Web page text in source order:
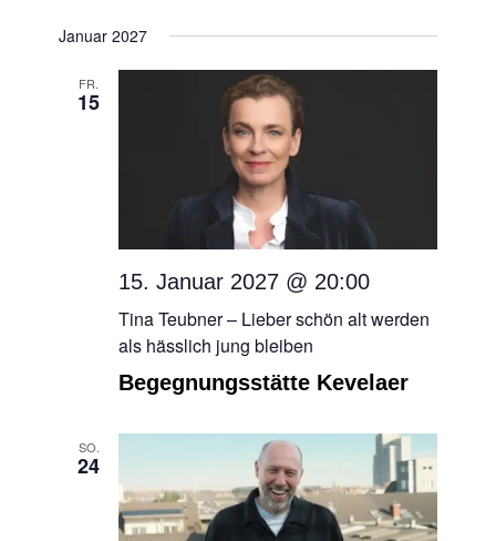
Januar 2027
FR.
15
15. Januar 2027 @ 20:00
Tina Teubner – Lieber schön alt werden
als hässlich jung bleiben
Begegnungsstätte Kevelaer
SO.
24